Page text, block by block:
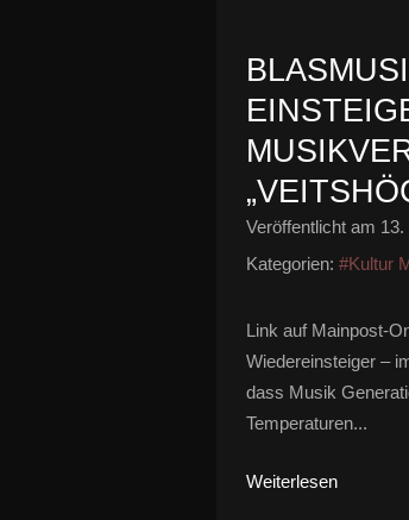
Veröffentlicht am 13.
Kategorien: #Kultur
Link auf Mainpost-
Wiedereinsteiger –
dass Musik
Temperaturen...
Weiterlesen